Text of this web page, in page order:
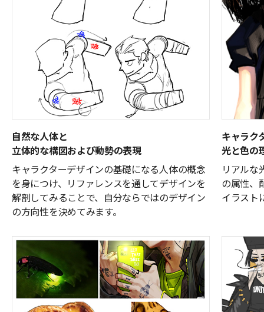
自然な人体と
立体的な構図および動勢の表現
キャラクターデザインの基礎になる人体の概念
を身につけ、リファレンスを通してデザインを
解剖してみることで、自分ならではのデザイン
の方向性を決めてみます。
キャラク
光と色の
リアルな
の属性、
イラスト